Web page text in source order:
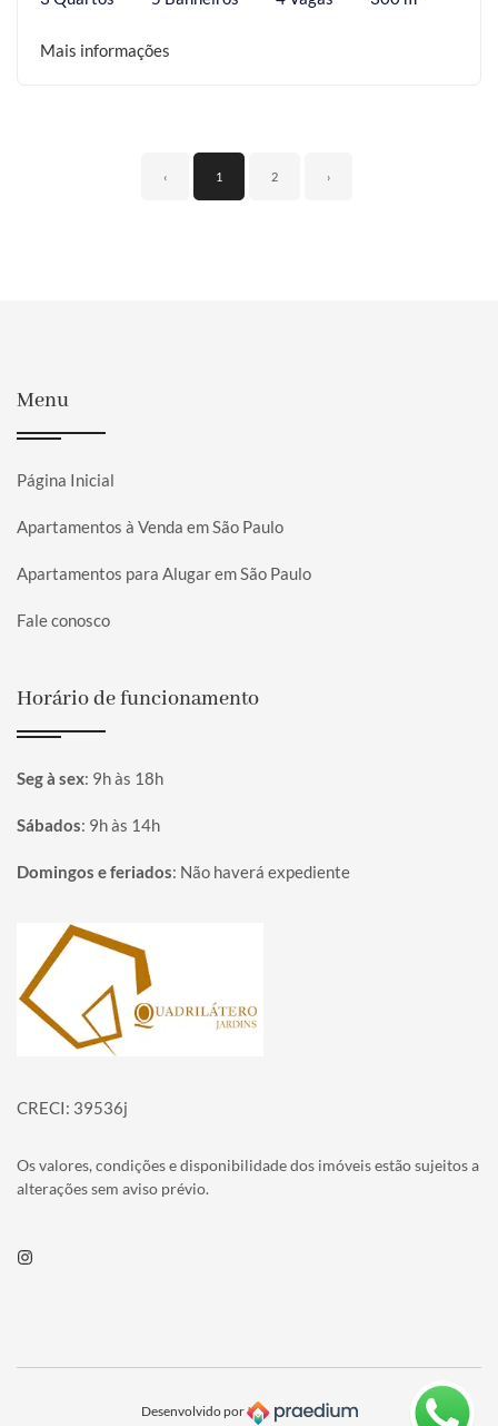
Mais informações
‹ 1 2 ›
Menu
Página Inicial
Apartamentos à Venda em São Paulo
Apartamentos para Alugar em São Paulo
Fale conosco
Horário de funcionamento
Seg à sex: 9h às 18h
Sábados: 9h às 14h
Domingos e feriados: Não haverá expediente
Página inicial
CRECI: 39536j
Os valores, condições e disponibilidade dos imóveis estão sujeitos a
alterações sem aviso prévio.
Instagram
Desenvolvido por